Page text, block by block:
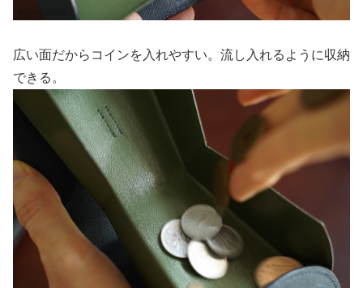
広い面だからコインを入れやすい。流し入れるように収納
できる。